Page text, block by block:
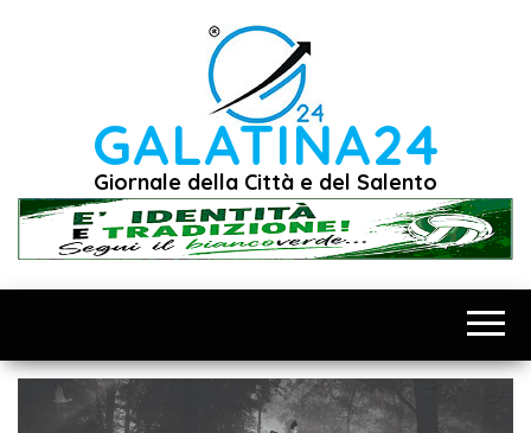
GALATINA24
Giornale della Città e del Salento